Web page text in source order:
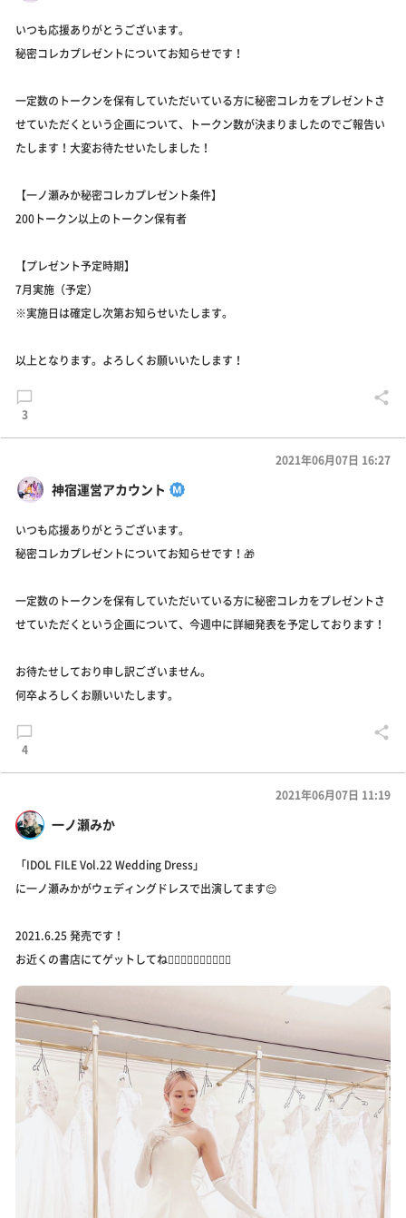
いつも応援ありがとうございます。
秘密コレカプレゼントについてお知らせです！
一定数のトークンを保有していただいている方に秘密コレカをプレゼントさ
せていただくという企画について、トークン数が決まりましたのでご報告い
たします！大変お待たせいたしました！
【一ノ瀬みか秘密コレカプレゼント条件】
200トークン以上のトークン保有者
【プレゼント予定時期】
7月実施（予定）
※実施日は確定し次第お知らせいたします。
以上となります。よろしくお願いいたします！
3
神宿運営アカウント
2021年06月07日 16:27
いつも応援ありがとうございます。
秘密コレカプレゼントについてお知らせです！🎁
一定数のトークンを保有していただいている方に秘密コレカをプレゼントさ
せていただくという企画について、今週中に詳細発表を予定しております！
お待たせしており申し訳ございません。
何卒よろしくお願いいたします。
4
一ノ瀬みか
2021年06月07日 11:19
「IDOL FILE Vol.22 Wedding Dress」
に一ノ瀬みかがウェディングドレスで出演してます😌
2021.6.25 発売です！
お近くの書店にてゲットしてね🙋‍♀️🙋‍♀️🙋‍♀️🙋‍♀️🙋‍♀️